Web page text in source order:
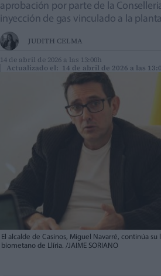
aprobación por parte de la
inyección de gas vinculado a la planta
JUDITH CELMA
14 de abril de 2026 a las 13:00h
Actualizado el: 14 de abril de 2026 a las
El alcalde de Casinos, Miguel Navarré, continúa
biometano de Llíria. /JAIME SORIANO